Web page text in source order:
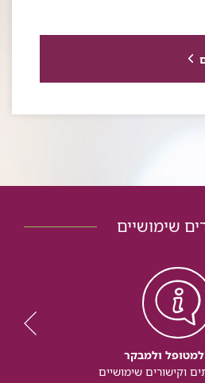
שימושיים
ולמבקר
וקישורים שימושיים